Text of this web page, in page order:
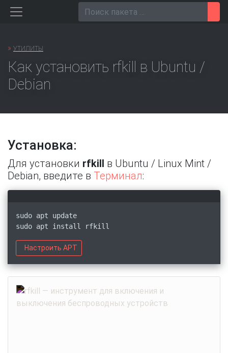
Перейти
» УТИЛИТЫ
Как установить rfkill в Ubuntu /
Debian
Установка:
Для установки rfkill в Ubuntu / Linux Mint /
Debian, введите в Терминал:
sudo apt update
sudo apt install rfkill
Настроить APT